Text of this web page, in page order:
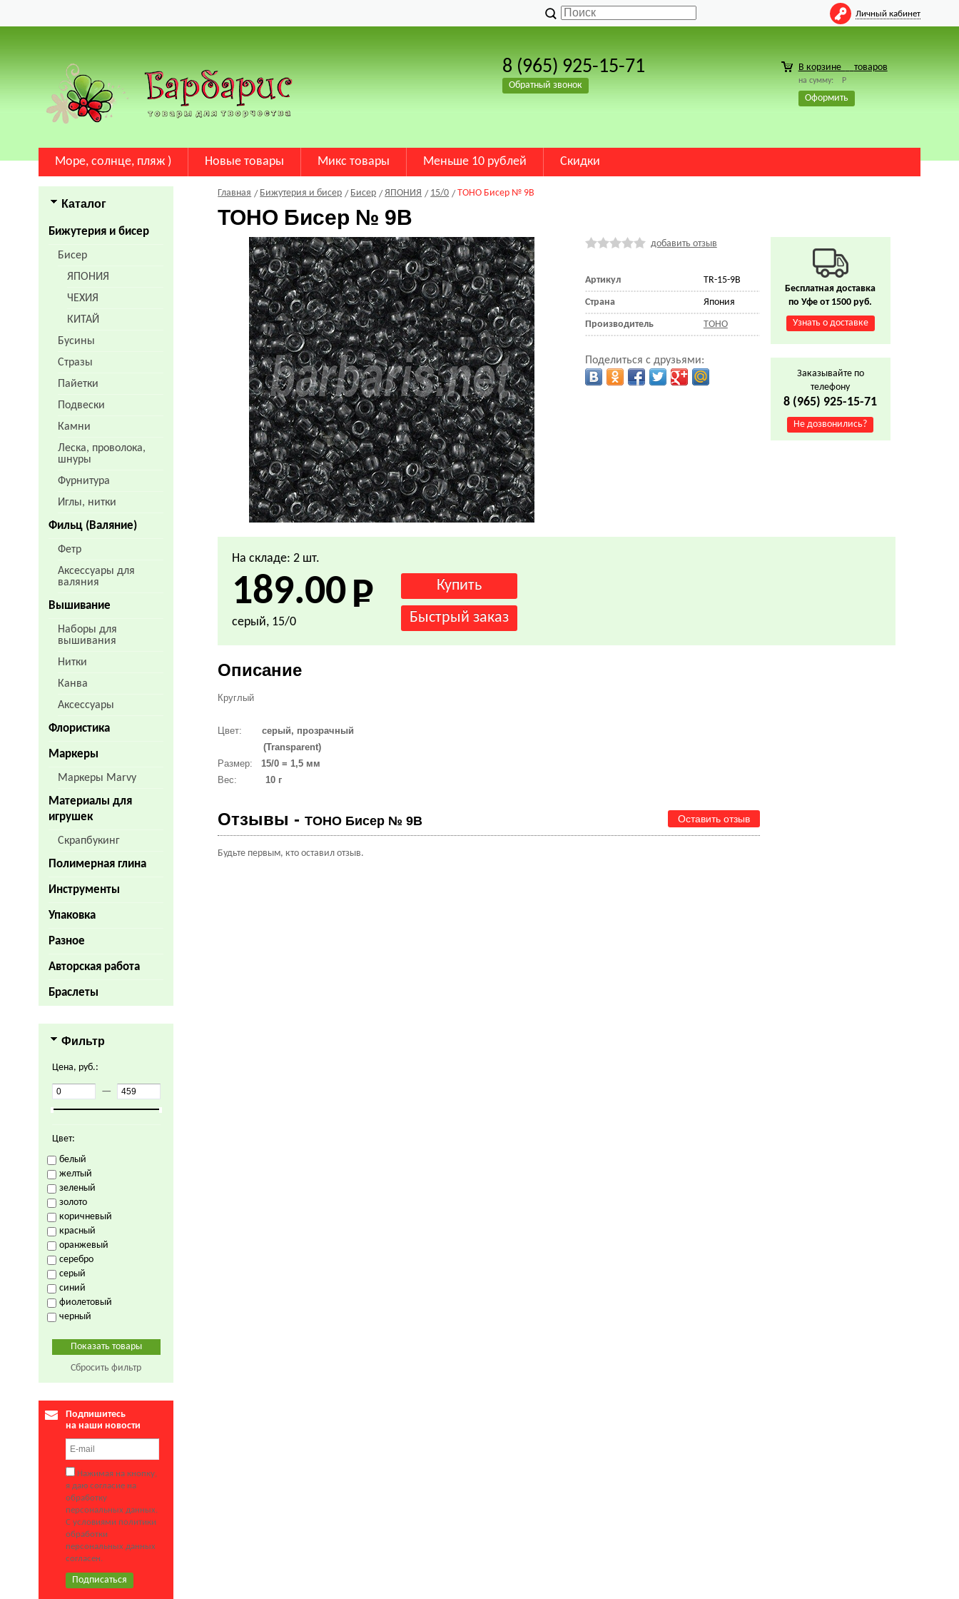
Личный кабинет
8 (965) 925-15-71
Обратный звонок
В корзине товаров
на сумму: Р
Оформить
Море, солнце, пляж ) Новые товары Микс товары Меньше 10 рублей Скидки
Каталог
Бижутерия и бисер
Бисер
ЯПОНИЯ
ЧЕХИЯ
КИТАЙ
Бусины
Стразы
Пайетки
Подвески
Камни
Леска, проволока,
шнуры
Фурнитура
Иглы, нитки
Фильц (Валяние)
Фетр
Аксессуары для
валяния
Вышивание
Наборы для
вышивания
Нитки
Канва
Аксессуары
Флористика
Маркеры
Маркеры Marvy
Материалы для
игрушек
Скрапбукинг
Полимерная глина
Инструменты
Упаковка
Разное
Авторская работа
Браслеты
Фильтр
Цена, руб.:
—
Цвет:
белый
желтый
зеленый
золото
коричневый
красный
оранжевый
серебро
серый
синий
фиолетовый
черный
Сбросить фильтр
Подпишитесь
на наши новости
Нажимая на кнопку,
я даю согласие на
обработку
персональных данных.
С условиями политики
обработки
персональных данных
согласен.
Главная Бижутерия и бисер Бисер ЯПОНИЯ 15/0 TOHO Бисер № 9B
TOHO Бисер № 9B
добавить отзыв
Артикул TR-15-9B
Страна Япония
Производитель TOHO
Поделиться с друзьями:
На складе: 2 шт.
189.00
серый, 15/0
Описание
Круглый
Цвет:
серый, прозрачный
(Transparent)
Размер:
15/0 = 1,5 мм
Вес:
10 г
Отзывы -TOHO Бисер № 9B Оставить отзыв
Будьте первым, кто оставил отзыв.
Бесплатная доставка
по Уфе от 1500 руб.
Узнать о доставке
Заказывайте по
телефону
8 (965) 925-15-71
Не дозвонились?